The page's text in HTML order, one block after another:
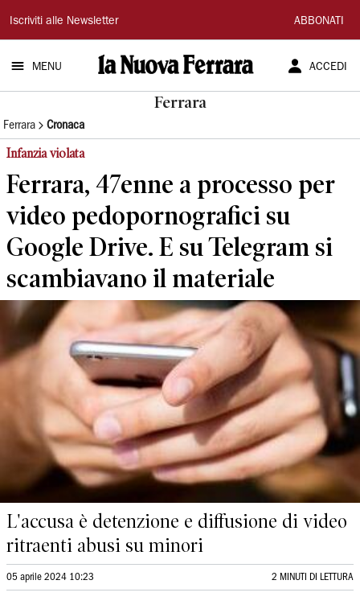
La
Nuova
Ferrara
Iscriviti alle Newsletter ABBONATI
MENU ACCEDI
Ferrara
Ferrara Cronaca
Infanzia violata
Ferrara, 47enne a processo per
video pedopornografici su
Google Drive. E su Telegram si
scambiavano il materiale
L'accusa è detenzione e diffusione di video
ritraenti abusi su minori
05 aprile 2024 10:23 2 MINUTI DI LETTURA